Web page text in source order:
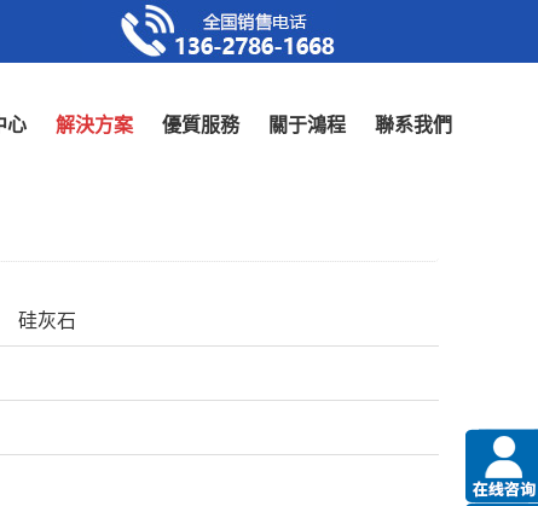
心 解決方案 優質服務 關于鴻程 聯系我們
硅灰石